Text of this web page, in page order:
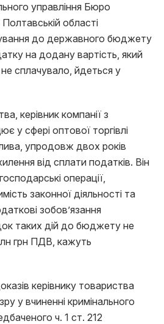
управління Бюро
області
до державного бюджету
на додану вартість, який
сплачувало, йдеться у
керівник компанії з
у сфері оптової торгівлі
упродовж двох років
від сплати податків. Він
операції,
законної діяльності та
зобов’язання
таких дій до бюджету не
грн ПДВ, кажуть
керівнику товариства
у вчиненні кримінального
ч. 1 ст. 212